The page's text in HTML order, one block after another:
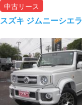
中古リース
スズキ ジムニーシエラ